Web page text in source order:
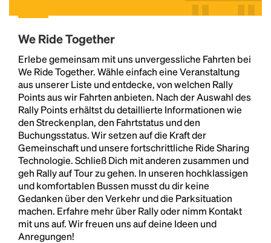
We Ride Together
Erlebe gemeinsam mit uns unvergessliche Fahrten bei
We Ride Together. Wähle einfach eine Veranstaltung
aus unserer Liste und entdecke, von welchen Rally
Points aus wir Fahrten anbieten. Nach der Auswahl des
Rally Points erhältst du detaillierte Informationen wie
den Streckenplan, den Fahrtstatus und den
Buchungsstatus. Wir setzen auf die Kraft der
Gemeinschaft und unsere fortschrittliche Ride Sharing
Technologie. Schließ Dich mit anderen zusammen und
geh Rally auf Tour zu gehen. In unseren hochklassigen
und komfortablen Bussen musst du dir keine
Gedanken über den Verkehr und die Parksituation
machen. Erfahre mehr über Rally oder nimm Kontakt
mit uns auf. Wir freuen uns auf deine Ideen und
Anregungen!
Headline
Lorem Ipsum is simply dummy text of the printing
and typesetting industry.Lorem Ipsum has been the
industry's standarddummy text ever since the
1500s, when an unknown printer took a galley of
type and scrambled it to make a type specimen
book. It has survived not only five centuries, but also
the leap into electronic typesetting, remaining
essentially unchanged.